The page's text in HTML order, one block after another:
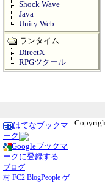
Shock Wave
Java
Unity Web
ランタイム
DirectX
RPGツクール
はてなブックマ
ーク
Googleブックマ
ークに登録する
ブログ
村 FC2 BlogPeople ゲ